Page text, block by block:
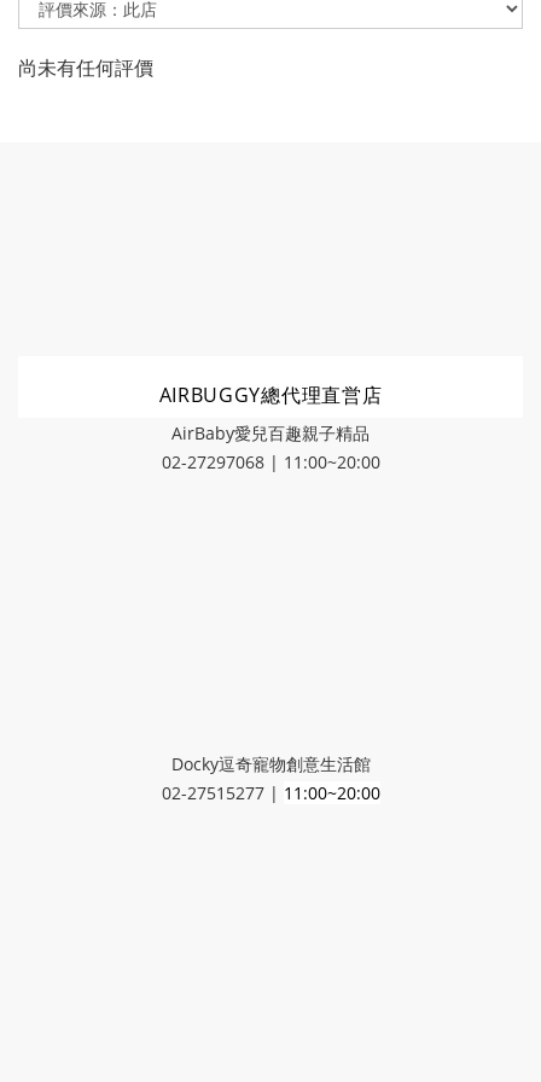
尚未有任何評價
AIRBUGGY總代理直営店
AirBaby愛兒百趣親子精品
02-27297068 | 11:00~20:00
Docky逗奇寵物創意生活館
02-27515277 | 11:00~20:00